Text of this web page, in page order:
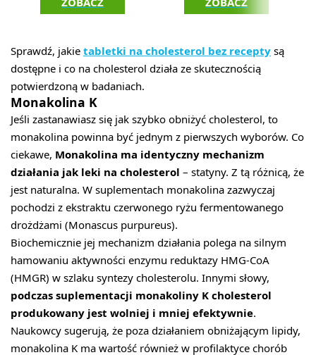
ZOBACZ ZOBACZ
Sprawdź, jakie tabletki na cholesterol bez recepty są
dostępne i co na cholesterol działa ze skutecznością
potwierdzoną w badaniach.
Monakolina K
Jeśli zastanawiasz się jak szybko obniżyć cholesterol, to
monakolina powinna być jednym z pierwszych wyborów. Co
ciekawe, Monakolina ma identyczny mechanizm
działania jak leki na cholesterol – statyny. Z tą różnicą, że
jest naturalna. W suplementach monakolina zazwyczaj
pochodzi z ekstraktu czerwonego ryżu fermentowanego
drożdżami (Monascus purpureus).
Biochemicznie jej mechanizm działania polega na silnym
hamowaniu aktywności enzymu reduktazy HMG-CoA
(HMGR) w szlaku syntezy cholesterolu. Innymi słowy,
podczas suplementacji monakoliny K cholesterol
produkowany jest wolniej i mniej efektywnie.
Naukowcy sugerują, że poza działaniem obniżającym lipidy,
monakolina K ma wartość również w profilaktyce chorób